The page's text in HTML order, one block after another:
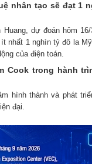
nhân tạo sẽ đạt 1
dự đoán hôm
nhất 1 nghìn tỷ đô la
của điện toán.
Cook trong hành
hình thành và phát
đại.